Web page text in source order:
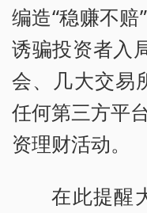
编造“稳赚不赔
诱骗投资者入
会、几大交易
任何第三方平
资理财活动。
在此提醒